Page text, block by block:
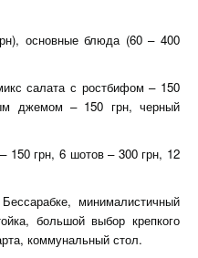
основные блюда (60 – 400
салата с ростбифом – 150
джемом – 150 грн, черный
150 грн, 6 шотов – 300 грн, 12
минималистичный
большой выбор крепкого
коммунальный стол.